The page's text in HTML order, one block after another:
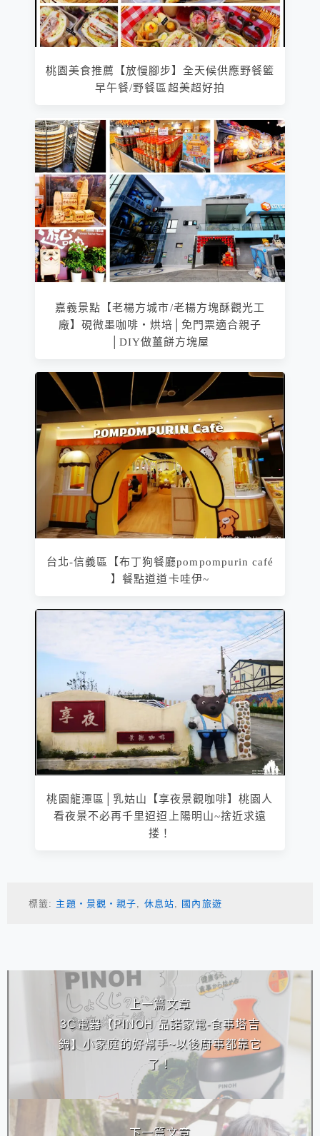
桃園美食推薦【放慢腳步】全天候供應野餐籃
早午餐/野餐區超美超好拍
嘉義景點【老楊方城市/老楊方塊酥觀光工
廠】硯微墨咖啡‧烘培│免門票適合親子
│DIY做薑餅方塊屋
台北-信義區【布丁狗餐廳pompompurin café
】餐點道道卡哇伊~
桃園龍潭區│乳姑山【享夜景觀咖啡】桃園人
看夜景不必再千里迢迢上陽明山~捨近求遠
搂！
標籤: 主題‧景觀‧親子 休息站 國內旅遊
相連文章
上一篇文章
3C電器【PINOH 品諾家電-食事塔吉
鍋】小家庭的好幫手~以後廚事都靠它
了！
下一篇文章